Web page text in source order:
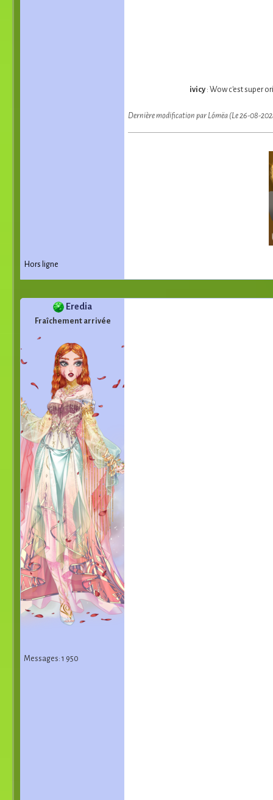
ivicy: Wow c'est super
Dernière modification par Lómëa (Le 26-08-
Hors ligne
Eredia
Fraîchement arrivée
Messages: 1 950